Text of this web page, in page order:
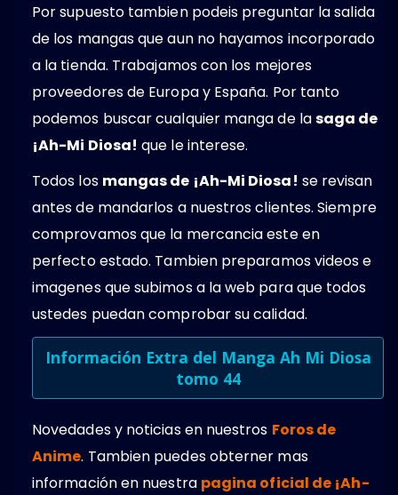
Por supuesto tambien podeis preguntar la salida
de los mangas que aun no hayamos incorporado
a la tienda. Trabajamos con los mejores
proveedores de Europa y España. Por tanto
podemos buscar cualquier manga de lasaga de
¡Ah-Mi Diosa! que le interese.
Todos los mangas de ¡Ah-Mi Diosa! se revisan
antes de mandarlos a nuestros clientes. Siempre
comprovamos que la mercancia este en
perfecto estado. Tambien preparamos videos e
imagenes que subimos a la web para que todos
ustedes puedan comprobar su calidad.
Información Extra del Manga Ah Mi Diosa
tomo 44
Novedades y noticias en nuestros Foros de
Anime. Tambien puedes obterner mas
información en nuestra pagina oficial de ¡Ah-